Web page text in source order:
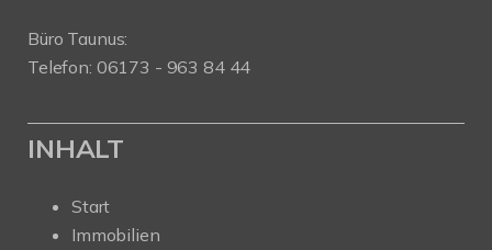
Büro Taunus:
Telefon: 06173 - 963 84 44
INHALT
Start
Immobilien